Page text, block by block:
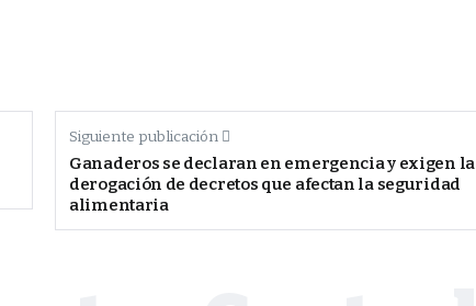
Siguiente publicación
Ganaderos se declaran en emergencia y exigen la
derogación de decretos que afectan la seguridad
alimentaria